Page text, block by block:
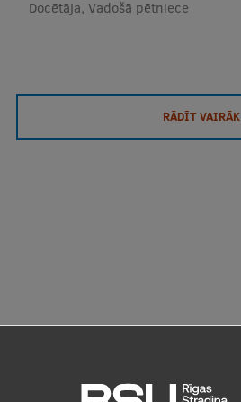
Docētāja, Vadošā pētniece
RĀDĪT VAIRĀK